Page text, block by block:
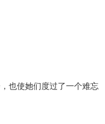
也使她们度过了一个难忘